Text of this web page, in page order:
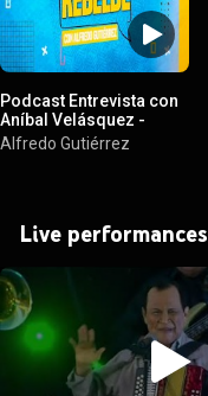
Podcast Entrevista con
Aníbal Velásquez -
Alfredo Gutierrez -
Alfredo Gutiérrez
Live performances